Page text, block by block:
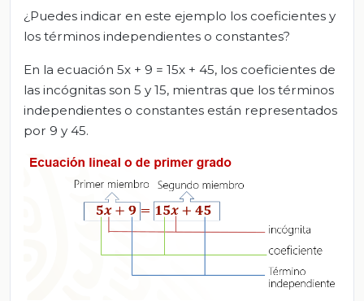
¿Puedes indicar en este ejemplo los coeficientes y
los términos independientes o constantes?
En la ecuación 5x + 9 = 15x + 45, los coeficientes de
las incógnitas son 5 y 15, mientras que los términos
independientes o constantes están representados
por 9 y 45.